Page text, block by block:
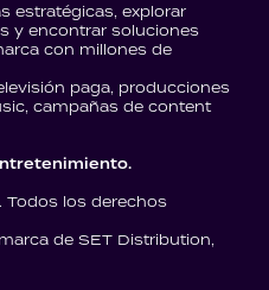
estratégicas, explorar
y encontrar soluciones
con millones de
paga, producciones
campañas de content
Todos los derechos
de SET Distribution,